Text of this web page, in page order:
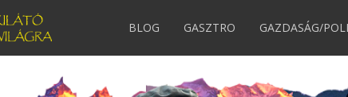
BLOG GASZTRO GAZDASÁG/